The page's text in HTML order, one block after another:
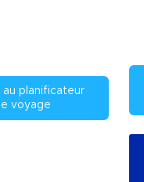
planificateur
voyage